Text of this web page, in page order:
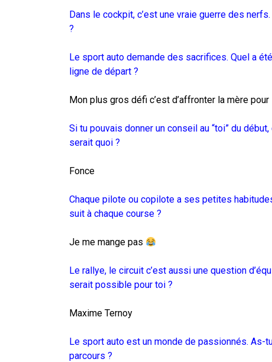
Dans le cockpit, c’est une vraie guerre des
?
Le sport auto demande des sacrifices. Quel a
ligne de départ ?
Mon plus gros défi c’est d’affronter la mère
Si tu pouvais donner un conseil au “toi” du
serait quoi ?
Fonce
Chaque pilote ou copilote a ses petites
suit à chaque course ?
Je me mange pas
Le rallye, le circuit c’est aussi une question
serait possible pour toi ?
Maxime Ternoy
Le sport auto est un monde de passionnés. As-
parcours ?